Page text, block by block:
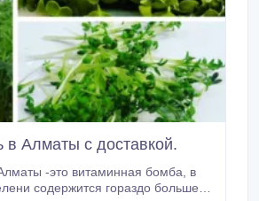
в Алматы с доставкой.
-это витаминная бомба, в
содержится гораздо больше